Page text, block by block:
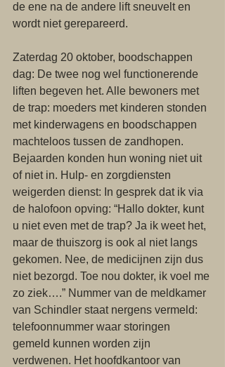
de ene na de andere lift sneuvelt en
wordt niet gerepareerd.
Zaterdag 20 oktober, boodschappen
dag: De twee nog wel functionerende
liften begeven het. Alle bewoners met
de trap: moeders met kinderen stonden
met kinderwagens en boodschappen
machteloos tussen de zandhopen.
Bejaarden konden hun woning niet uit
of niet in. Hulp- en zorgdiensten
weigerden dienst: In gesprek dat ik via
de halofoon opving: “Hallo dokter, kunt
u niet even met de trap? Ja ik weet het,
maar de thuiszorg is ook al niet langs
gekomen. Nee, de medicijnen zijn dus
niet bezorgd. Toe nou dokter, ik voel me
zo ziek….” Nummer van de meldkamer
van Schindler staat nergens vermeld:
telefoonnummer waar storingen
gemeld kunnen worden zijn
verdwenen. Het hoofdkantoor van